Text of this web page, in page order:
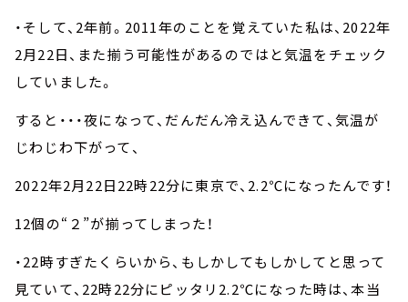
・そして、 2年前。 2011年のことを覚えていた私は、 2022年
2月22日、また揃う可能性があるのではと気温をチェック
していました。
すると・・・夜になって、だんだん冷え込んできて、気温が
じわじわ下がって、
2022年2月22日22時22分に東京で、 2.2℃になったんです！
12個の“２”が揃ってしまった！
・22時すぎたくらいから、もしかしてもしかしてと思って
見ていて、 22時22分にピッタリ 2.2℃になった時は、本当